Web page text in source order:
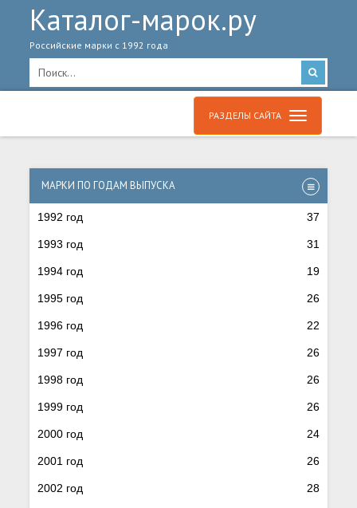
Каталог-марок.ру
Российские марки с 1992 года
РАЗДЕЛЫ САЙТА
МАРКИ ПО ГОДАМ ВЫПУСКА
1992 год 37
1993 год 31
1994 год 19
1995 год 26
1996 год 22
1997 год 26
1998 год 26
1999 год 26
2000 год 24
2001 год 26
2002 год 28